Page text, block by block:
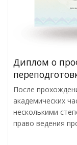
Диплом о
После
академических
несколькими
право ведения